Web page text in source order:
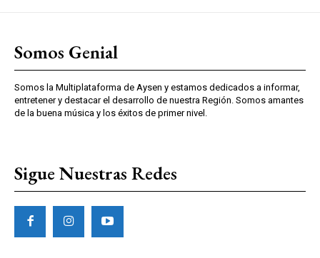
Somos Genial
Somos la Multiplataforma de Aysen y estamos dedicados a informar,
entretener y destacar el desarrollo de nuestra Región. Somos amantes
de la buena música y los éxitos de primer nivel.
Sigue Nuestras Redes